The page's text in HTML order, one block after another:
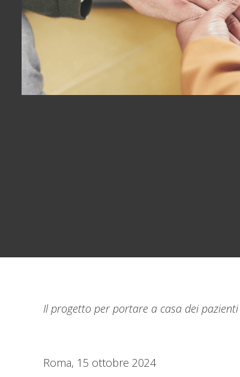
Il progetto per portare a casa dei
Roma, 15 ottobre 2024